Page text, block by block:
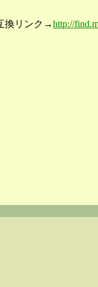
換リンク→http://